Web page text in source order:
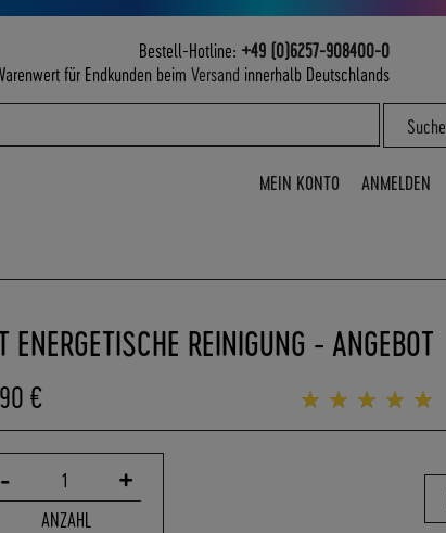
Bestell-Hotline: +49 (0)6257-908400-0
für Endkunden beim Versand innerhalb Deutschlands
Suche
MEIN KONTO ANMELDEN
ENERGETISCHE REINIGUNG - ANGEBOT
€
Bewertung:
- 1 +
ANZAHL